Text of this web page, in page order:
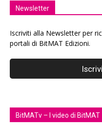
Newsletter
Iscriviti alla Newsletter per
portali di BitMAT Edizioni.
BitMATv – I video di BitMAT